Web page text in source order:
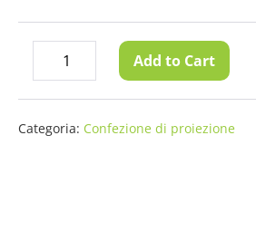
Scheda
campionePittura
Proiettore
Alto
Aumenta
Add to Cart
Categoria: Confezione di proiezione